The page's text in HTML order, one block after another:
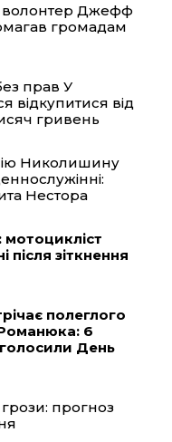
Джефф
громадам
прав У
відкупитися від
гривень
Николишину
Нестора
мотоцикліст
після зіткнення
полеглого
6
День
прогноз